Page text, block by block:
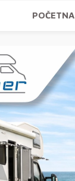
POČETNA